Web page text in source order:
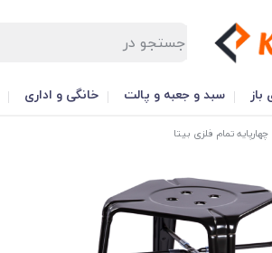
سبد و جعبه و پالت خانگی و اداری
چهارپایه تمام فلزی بیتا